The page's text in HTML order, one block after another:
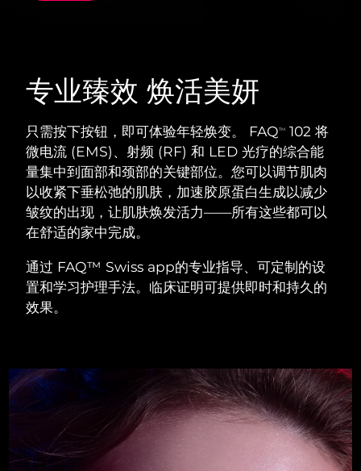
专业臻效 焕活美妍
只需按下按钮，即可体验年轻焕变。 FAQTM
102 将
微电流 (EMS)、射频 (RF) 和 LED 光疗的综合能
量集中到面部和颈部的关键部位。您可以调节肌肉
以收紧下垂松弛的肌肤，加速胶原蛋白生成以减少
皱纹的出现，让肌肤焕发活力——所有这些都可以
在舒适的家中完成。
通过 FAQ™ Swiss app的专业指导、可定制的设
置和学习护理手法。临床证明可提供即时和持久的
效果。
红光疗法
面部清洁
LUNA™ 4 套装
Anti-aging massage
LUNA™ 4 Plus
Massage, LED heating
LUNA™ 4 mini
For young skin, T-zone
紧致提拉
BEAR™ 2 套装
Microcurrent toning
BEAR™ 2 go
Microcurrent toning on-the-go
面部提拉护理
Premium anti-aging skincare
UFO™ 3 套装
Deep facial hydration
Near-infrared and red light therapy
device
UFO™ 3 mini
Red light therapy device for young skin
issa™ 4
Hybrid silicone sonic toothbrush
Smart hybrid silicone sonic toothbrush
issa™ 4 smile
Hybrid silicone sonic toothbrush
FAQ™ 抗老护理
抗老
FAQ™ 101
Clinical anti-aging
LED治疗
FAQ™ 201
LED mask
NEW
奥地利 预计送达日期
比利时 预计送达日期8/8/26
百慕大 预计送达日期8/14/26
波斯尼亚和黑塞哥维那
文莱 预计送达日期8/13/26
保加利亚
智利 预计送达日期8/12/26
预计送达日期8/8/26
哥伦比亚 预计送达日期 8/12/26